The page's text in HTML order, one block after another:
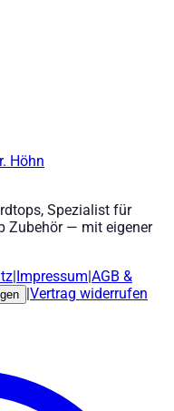
Höhn
Spezialist für
Zubehör — mit eigener
|Impressum|AGB &
|Vertrag widerrufen